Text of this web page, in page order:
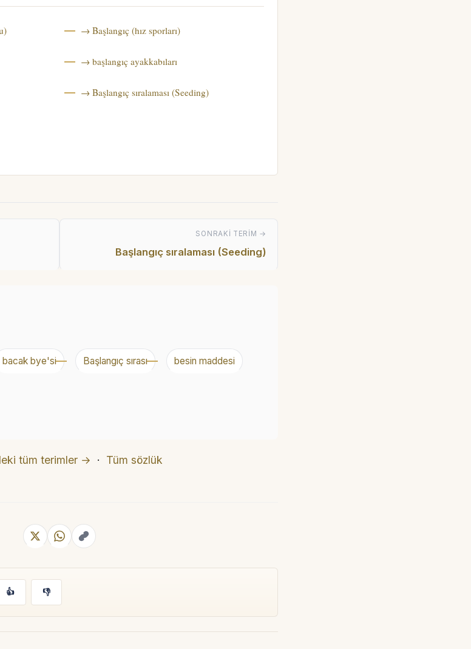
→ Başlangıç (hız sporları)
→ başlangıç ayakkabıları
→ Başlangıç sıralaması (Seeding)
SONRAKI TERIM →
Başlangıç sıralaması (Seeding)
bacak bye'si Başlangıç sırası besin maddesi
tüm terimler → · Tüm sözlük
👍 👎